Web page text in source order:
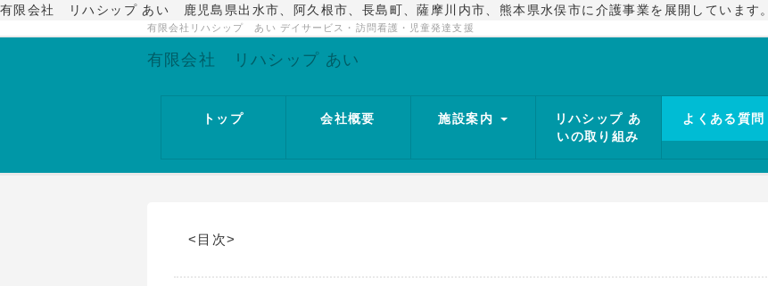
有限会社 リハシップ あい 鹿児島県出水市、阿久根市、長島町、薩摩川内市、熊本県水俣市に介護事業を展開しています。
有限会社リハシップ あい デイサービス・訪問看護・児童発達支援
有限会社 リハシップ あい
トップ 会社概要 施設案内
リハシップ あ
いの取り組み
よくある質問
<目次>